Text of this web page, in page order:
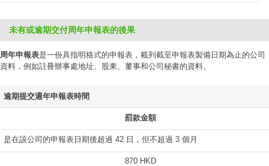
未有或逾期交付周年申報表的後果
周年申報表是一份具指明格式的申報表，載列截至申報表製備日期為止的公司
資料，例如註冊辦事處地址、股東、董事和公司秘書的資料。
逾期提交週年申報表時間
罰款金額
是在該公司的申報表日期後超過 42 日，但不超過 3 個月
870 HKD